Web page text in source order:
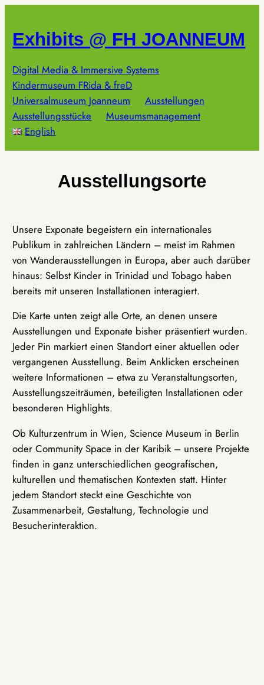
springen
Exhibits @ FH JOANNEUM
Digital Media & Immersive Systems
Kindermuseum FRida & freD
Universalmuseum Joanneum
Ausstellungen
Ausstellungsstücke
Museumsmanagement
English
Ausstellungsorte
Unsere Exponate begeistern ein internationales
Publikum in zahlreichen Ländern – meist im Rahmen
von Wanderausstellungen in Europa, aber auch darüber
hinaus: Selbst Kinder in Trinidad und Tobago haben
bereits mit unseren Installationen interagiert.
Die Karte unten zeigt alle Orte, an denen unsere
Ausstellungen und Exponate bisher präsentiert wurden.
Jeder Pin markiert einen Standort einer aktuellen oder
vergangenen Ausstellung. Beim Anklicken erscheinen
weitere Informationen – etwa zu Veranstaltungsorten,
Ausstellungszeiträumen, beteiligten Installationen oder
besonderen Highlights.
Ob Kulturzentrum in Wien, Science Museum in Berlin
oder Community Space in der Karibik – unsere Projekte
finden in ganz unterschiedlichen geografischen,
kulturellen und thematischen Kontexten statt. Hinter
jedem Standort steckt eine Geschichte von
Zusammenarbeit, Gestaltung, Technologie und
Besucherinteraktion.